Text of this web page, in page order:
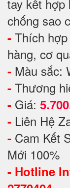
tay kết hợp
chống sao
- Thích
hàng, cơ
- Màu sắc:
- Thương
- Giá:
- Liên Hệ
- Cam Kết
Mới 100%
- Hotline